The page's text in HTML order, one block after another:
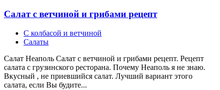
Cалат с ветчиной и грибами рецепт
С колбасой и ветчиной
Салаты
Салат Неаполь Cалат с ветчиной и грибами рецепт. Рецепт
салата с грузинского ресторана. Почему Неаполь я не знаю.
Вкусный , не приевшийся салат. Лучший вариант этого
салата, если Вы будите...